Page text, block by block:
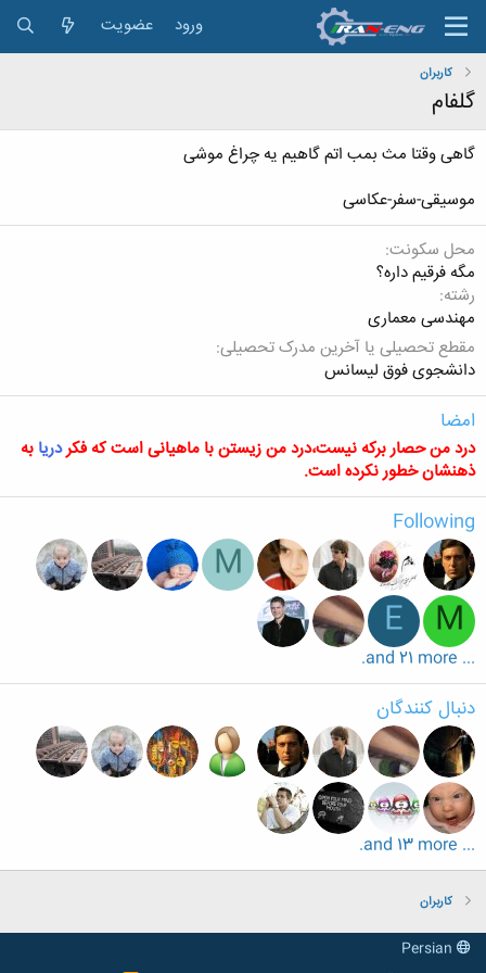
ورود عضویت
کاربران
گلفام
گاهی وقتا مث بمب اتم گاهیم یه چراغ موشی
موسیقی-سفر-عکاسی
محل سکونت
مگه فرقیم داره؟
رشته
مهندسی معماری
مقطع تحصیلی یا آخرین مدرک تحصیلی
دانشجوی فوق لیسانس
امضا
درد من حصار برکه نیست،درد من زیستن با ماهیانی است که فکردریا به
ذهنشان خطور نکرده است.
Following
M
M
E
... and 21 more.
دنبال کنندگان
... and 13 more.
کاربران